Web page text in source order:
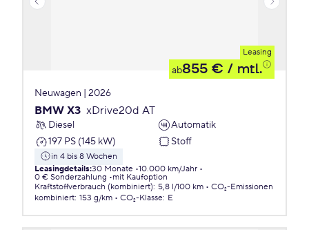
Leasing
ab855 € / mtl.
Neuwagen | 2026
BMW X3 xDrive20d AT
Diesel
Automatik
197 PS (145 kW)
Stoff
in 4 bis 8 Wochen
Leasingdetails:30 Monate 10.000 km/Jahr
0 € Sonderzahlung
mit Kaufoption
Kraftstoffverbrauch (kombiniert): 5,8 l/100 km
CO₂-Emissionen
kombiniert: 153 g/km CO₂-Klasse: E